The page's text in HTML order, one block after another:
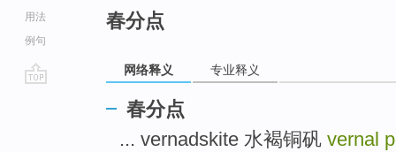
用法
例句
春分点
网络释义 专业释义
春分点
... vernadskite 水褐铜矾 vernal